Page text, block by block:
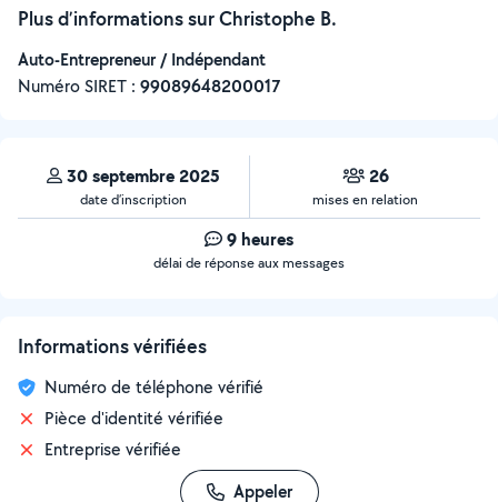
Plus d’informations sur Christophe B.
Auto-Entrepreneur / Indépendant
Numéro SIRET : ‍99089648200017
30 septembre 2025
date d’inscription
26
mises en relation
9 heures
délai de réponse aux messages
Informations vérifiées
Numéro de téléphone vérifié
Pièce d'identité vérifiée
Entreprise vérifiée
Appeler